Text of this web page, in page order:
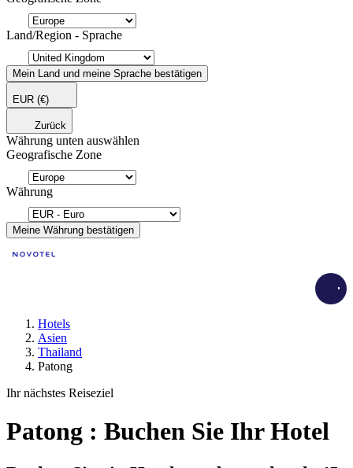
Land/Region - Sprache
Mein Land und meine Sprache bestätigen
EUR (€)
Zurück
Währung unten auswählen
Geografische Zone
Währung
Meine Währung bestätigen
Hotels
Asien
Thailand
Patong
Ihr nächstes Reiseziel
Patong : Buchen Sie Ihr Hotel